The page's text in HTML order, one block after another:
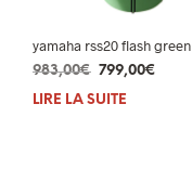
yamaha rss20 flash green
983,00€ Le
prix
799,00€
LIRE LA SUITE